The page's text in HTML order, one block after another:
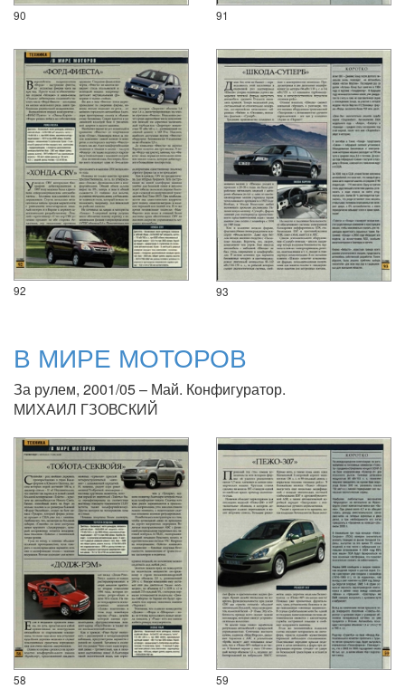
90 91
92 93
В МИРЕ МОТОРОВ
За рулем, 2001/05 – Май. Конфигуратор.
МИХАИЛ ГЗОВСКИЙ
58 59